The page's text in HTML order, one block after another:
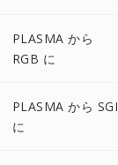
PLASMA から
RGB に
PLASMA から SGI
に